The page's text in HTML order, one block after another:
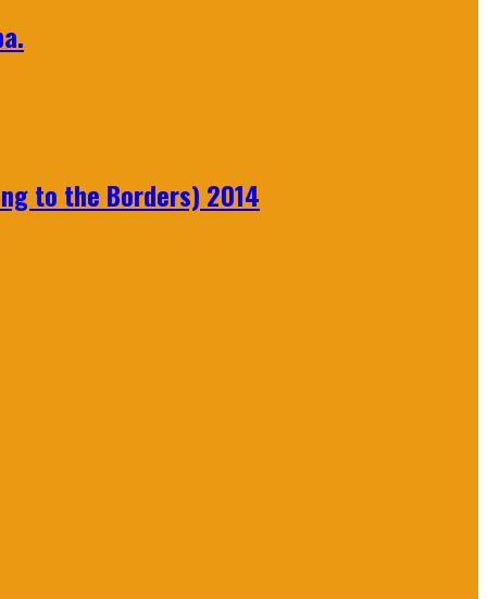
to the Borders) 2014